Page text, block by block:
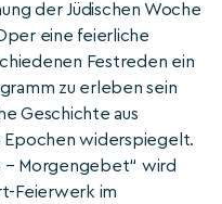
der Jüdischen Woche
eine feierliche
Festreden ein
zu erleben sein
Geschichte aus
Epochen widerspiegelt.
– Morgengebet“ wird
Feierwerk im